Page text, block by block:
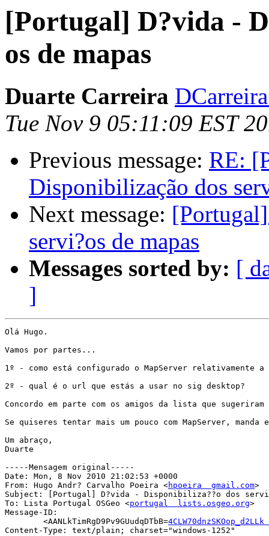
[Portugal] D?vida -
os de mapas
Duarte Carreira
Tue Nov 9 05:11:09 EST
Previous message: RE:
Disponibilização dos
Next message:
servi?os de mapas
Messages sorted by: [
]
Olá Hugo.
Vamos por partes...
1º - como está configurado o MapServer relativamente a
2º - qual é o url que estás a usar no sig desktop?
Concordo em parte com os amigos da lista que
Se quiseres tentar mais um pouco com MapServer,
Um abraço,
Duarte
-----Mensagem original-----
Date: Mon, 8 Nov 2010 21:02:53 +0000
From: Hugo Andr? Carvalho Poeira <hpoeira  gmail.com>
Subject: [Portugal] D?vida - Disponibiliza??o dos
To: Lista Portugal OSGeo <portugal  lists.osgeo.org>
Message-ID:
        <AANLkTimRgD9Pv9GUudqDTbB=
Content-Type: text/plain; charset="windows-1252"